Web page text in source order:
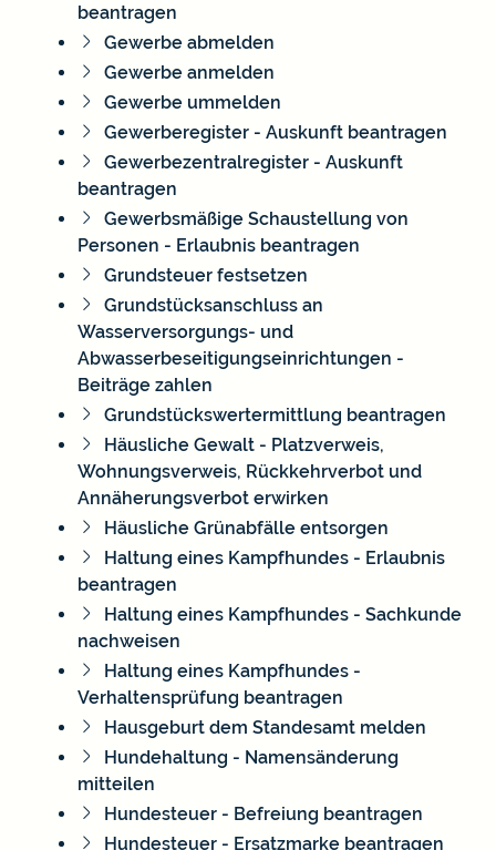
beantragen
Gewerbe abmelden
Gewerbe anmelden
Gewerbe ummelden
Gewerberegister - Auskunft beantragen
Gewerbezentralregister - Auskunft
beantragen
Gewerbsmäßige Schaustellung von
Personen - Erlaubnis beantragen
Grundsteuer festsetzen
Grundstücksanschluss an
Wasserversorgungs- und
Abwasserbeseitigungseinrichtungen -
Beiträge zahlen
Grundstückswertermittlung beantragen
Häusliche Gewalt - Platzverweis,
Wohnungsverweis, Rückkehrverbot und
Annäherungsverbot erwirken
Häusliche Grünabfälle entsorgen
Haltung eines Kampfhundes - Erlaubnis
beantragen
Haltung eines Kampfhundes - Sachkunde
nachweisen
Haltung eines Kampfhundes -
Verhaltensprüfung beantragen
Hausgeburt dem Standesamt melden
Hundehaltung - Namensänderung
mitteilen
Hundesteuer - Befreiung beantragen
Hundesteuer - Ersatzmarke beantragen